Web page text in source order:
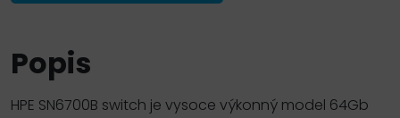
Popis
HPE SN6700B switch je vysoce výkonný model 64Gb